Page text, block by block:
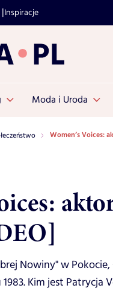
Inspiracje
Moda i Uroda
Women’s Voices:
Nowiny" w
Kim jest Patrycja